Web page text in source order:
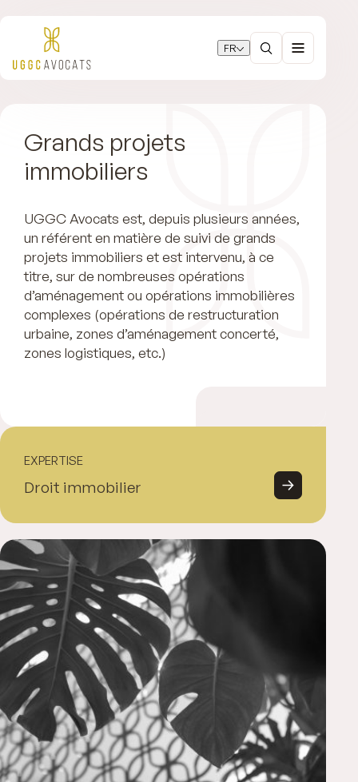
FR
Grands projets
immobiliers
UGGC Avocats est, depuis plusieurs années,
un référent en matière de suivi de grands
projets immobiliers et est intervenu, à ce
titre, sur de nombreuses opérations
d’aménagement ou opérations immobilières
complexes (opérations de restructuration
urbaine, zones d’aménagement concerté,
zones logistiques, etc.)
EXPERTISE
Droit immobilier